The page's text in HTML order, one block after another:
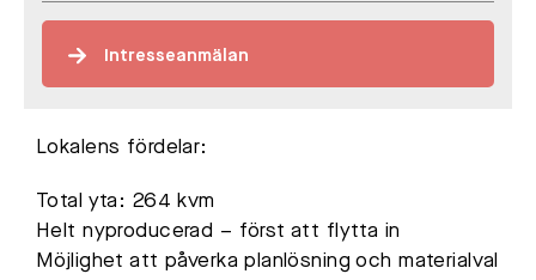
Intresseanmälan
Lokalens fördelar:
Total yta: 264 kvm
Helt nyproducerad – först att flytta in
Möjlighet att påverka planlösning och materialval